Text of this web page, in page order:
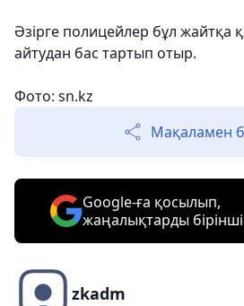
Әзірге полицейлер бұл жайтқа
айтудан бас тартып отыр.
Фото: sn.kz
Мақаламен
Google-ға қосылып,
жаңалықтарды
zkadm